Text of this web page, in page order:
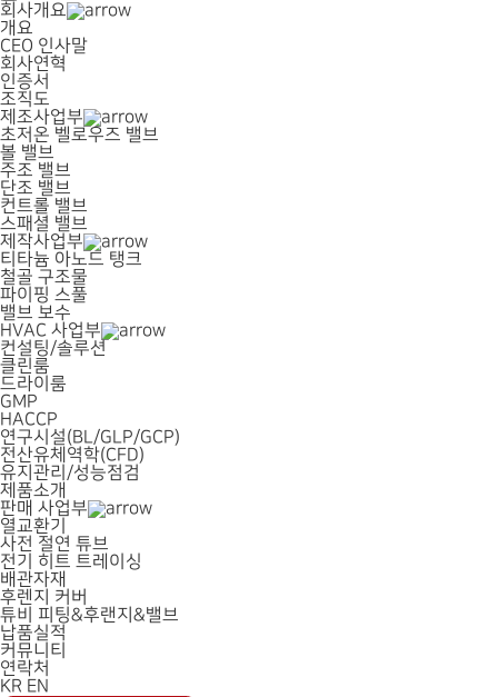
회사개요
개요
CEO 인사말
회사연혁
인증서
조직도
제조사업부
초저온 벨로우즈 밸브
볼 밸브
주조 밸브
단조 밸브
컨트롤 밸브
스패셜 밸브
제작사업부
티타늄 아노드 탱크
철골 구조물
파이핑 스풀
밸브 보수
HVAC 사업부
컨설팅/솔루션
클린룸
드라이룸
GMP
HACCP
연구시설(BL/GLP/GCP)
전산유체역학(CFD)
유지관리/성능점검
제품소개
판매 사업부
열교환기
사전 절연 튜브
전기 히트 트레이싱
배관자재
후렌지 커버
튜비 피팅&후랜지&밸브
납품실적
커뮤니티
연락처
KR EN